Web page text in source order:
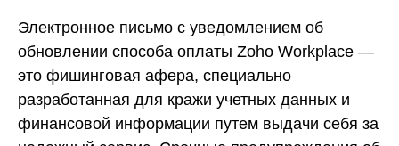
Электронное письмо с уведомлением об
обновлении способа оплаты Zoho Workplace —
это фишинговая афера, специально
разработанная для кражи учетных данных и
финансовой информации путем выдачи себя за